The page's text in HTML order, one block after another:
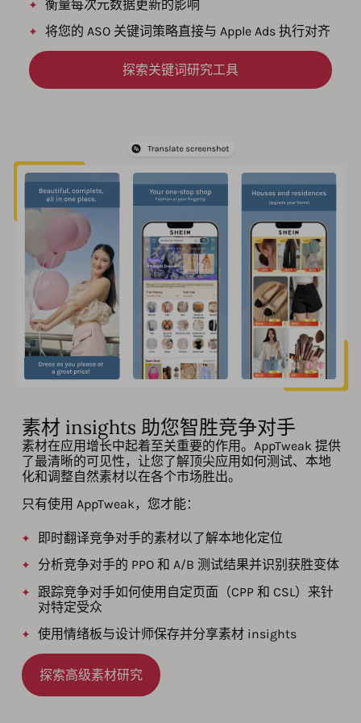
衡量每次元数据更新的影响
将您的 ASO 关键词策略直接与 Apple Ads 执行对齐
探索关键词研究工具
素材 insights 助您智胜竞争对手
素材在应用增长中起着至关重要的作用。AppTweak 提供
了最清晰的可见性，让您了解顶尖应用如何测试、本地
化和调整自然素材以在各个市场胜出。
只有使用 AppTweak，您才能：
即时翻译竞争对手的素材以了解本地化定位
分析竞争对手的 PPO 和 A/B 测试结果并识别获胜变体
跟踪竞争对手如何使用自定页面（CPP 和 CSL）来针
对特定受众
使用情绪板与设计师保存并分享素材 insights
探索高级素材研究